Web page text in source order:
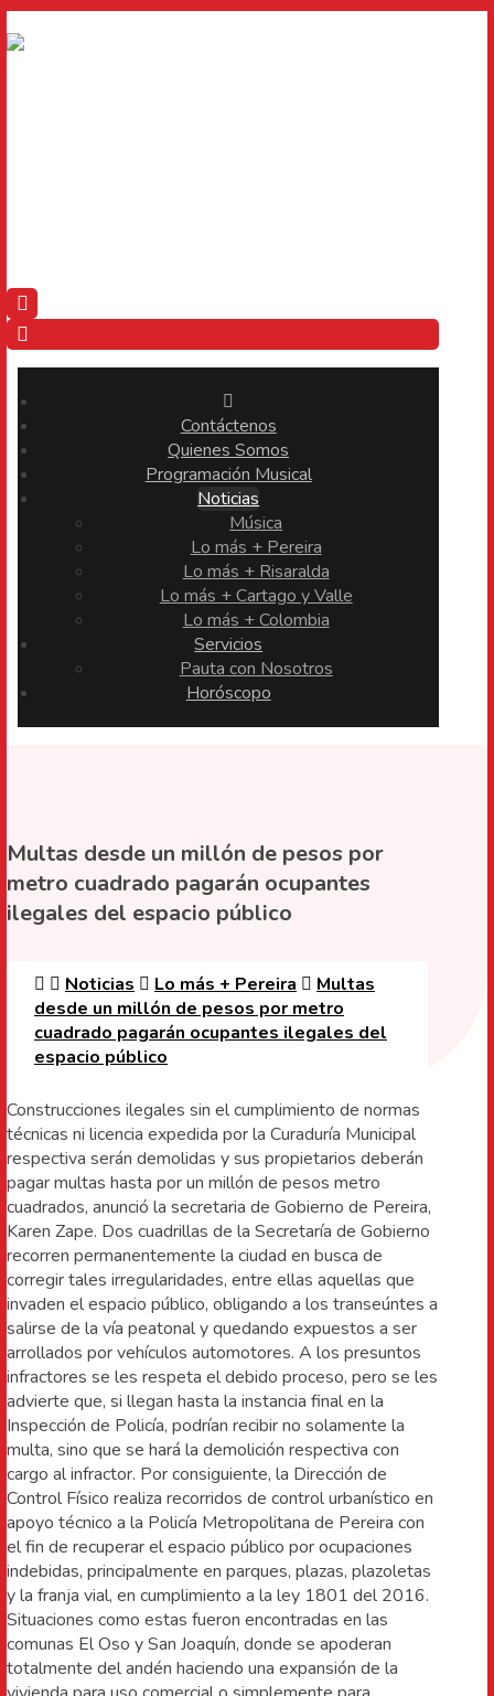
Contáctenos
Quienes Somos
Programación Musical
Noticias
Música
Lo más + Pereira
Lo más + Risaralda
Lo más + Cartago y Valle
Lo más + Colombia
Servicios
Pauta con Nosotros
Horóscopo
Multas desde un millón de pesos por
metro cuadrado pagarán ocupantes
ilegales del espacio público
Noticias Lo más + Pereira
Multas
desde un millón de pesos por metro
cuadrado pagarán ocupantes ilegales del
espacio público
Construcciones ilegales sin el cumplimiento de normas
técnicas ni licencia expedida por la Curaduría Municipal
respectiva serán demolidas y sus propietarios deberán
pagar multas hasta por un millón de pesos metro
cuadrados, anunció la secretaria de Gobierno de Pereira,
Karen Zape. Dos cuadrillas de la Secretaría de Gobierno
recorren permanentemente la ciudad en busca de
corregir tales irregularidades, entre ellas aquellas que
invaden el espacio público, obligando a los transeúntes a
salirse de la vía peatonal y quedando expuestos a ser
arrollados por vehículos automotores. A los presuntos
infractores se les respeta el debido proceso, pero se les
advierte que, si llegan hasta la instancia final en la
Inspección de Policía, podrían recibir no solamente la
multa, sino que se hará la demolición respectiva con
cargo al infractor. Por consiguiente, la Dirección de
Control Físico realiza recorridos de control urbanístico en
apoyo técnico a la Policía Metropolitana de Pereira con
el fin de recuperar el espacio público por ocupaciones
indebidas, principalmente en parques, plazas, plazoletas
y la franja vial, en cumplimiento a la ley 1801 del 2016.
Situaciones como estas fueron encontradas en las
comunas El Oso y San Joaquín, donde se apoderan
totalmente del andén haciendo una expansión de la